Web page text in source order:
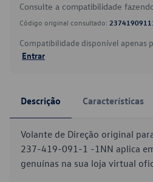
Consulte a compatibilidade
Código original consultado:
Compatibilidade disponível apenas
Entrar
Descrição Características
Volante de Direção original
237-419-091-1 -1NN aplica
genuínas na sua loja virtual